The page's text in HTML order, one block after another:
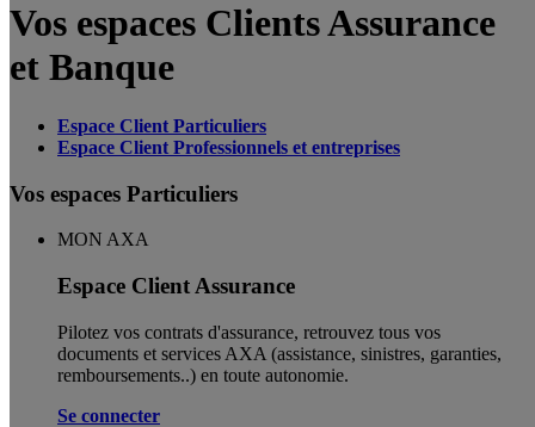
Vos espaces Clients Assurance
et Banque
Espace Client Particuliers
Espace Client Professionnels et entreprises
Vos espaces Particuliers
MON AXA
Espace Client Assurance
Pilotez vos contrats d'assurance, retrouvez tous vos
documents et services AXA (assistance, sinistres, garanties,
remboursements..) en toute autonomie. ​
Se connecter